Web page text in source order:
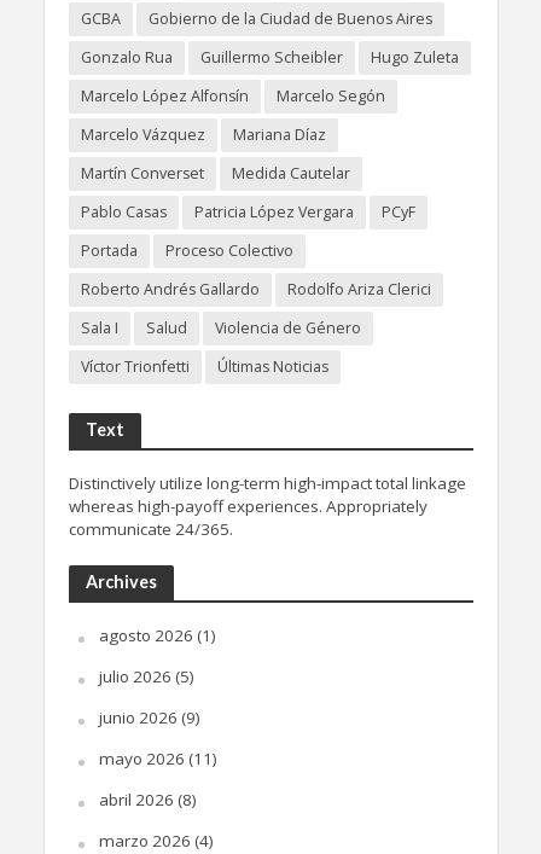
GCBA
Gobierno de la Ciudad de Buenos Aires
Gonzalo Rua
Guillermo Scheibler
Hugo Zuleta
Marcelo López Alfonsín
Marcelo Segón
Marcelo Vázquez
Mariana Díaz
Martín Converset
Medida Cautelar
Pablo Casas
Patricia López Vergara
PCyF
Portada
Proceso Colectivo
Roberto Andrés Gallardo
Rodolfo Ariza Clerici
Sala I
Salud
Violencia de Género
Víctor Trionfetti
Últimas Noticias
Text
Distinctively utilize long-term high-impact total linkage
whereas high-payoff experiences. Appropriately
communicate 24/365.
Archives
agosto 2026 (1)
julio 2026 (5)
junio 2026 (9)
mayo 2026 (11)
abril 2026 (8)
marzo 2026 (4)